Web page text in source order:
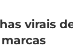
virais